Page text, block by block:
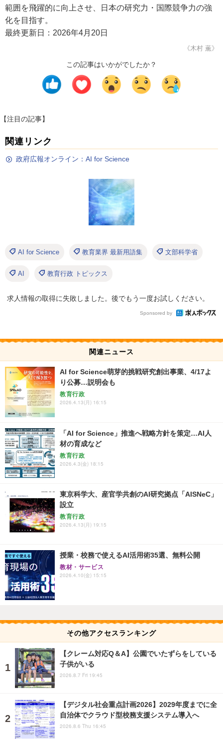
範囲を飛躍的に向上させ、日本の研究力・国際競争力の強
化を目指す。
最終更新日：2026年4月20日
《木村 薫》
この記事はいかがでしたか？
【注目の記事】
関連リンク
政府広報オンライン：AI for Science
AI for Science 教育業界 最新用語集 文部科学省
AI 教育行政 トピックス
求人情報の取得に失敗しました。後でもう一度お試しください。
Sponsored by
関連ニュース
AI for Science萌芽的挑戦研究創出事業、4/17よ
り公募…説明会も
教育行政
2026.4.13(月) 16:15
「AI for Science」推進へ戦略方針を策定…AI人
材の育成など
教育行政
2026.4.3(金) 18:15
東京科学大、産官学共創のAI研究拠点「AISNeC」
設立
教育行政
2026.4.13(月) 19:15
授業・校務で使えるAI活用術35選、無料公開
教材・サービス
2026.4.10(金) 15:15
その他アクセスランキング
【クレーム対応Q＆A】公園でいたずらをしている
子供がいる
2026.8.7 Fri 19:45
【デジタル社会重点計画2026】2029年度までに全
自治体でクラウド型校務支援システム導入へ
2026.8.6 Thu 16:45